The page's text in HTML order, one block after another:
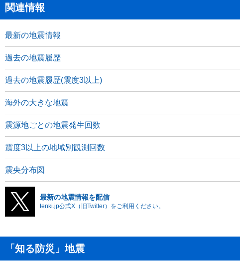
関連情報
最新の地震情報
過去の地震履歴
過去の地震履歴(震度3以上)
海外の大きな地震
震源地ごとの地震発生回数
震度3以上の地域別観測回数
震央分布図
最新の地震情報を配信
tenki.jp公式X（旧Twitter）をご利用ください。
「知る防災」地震